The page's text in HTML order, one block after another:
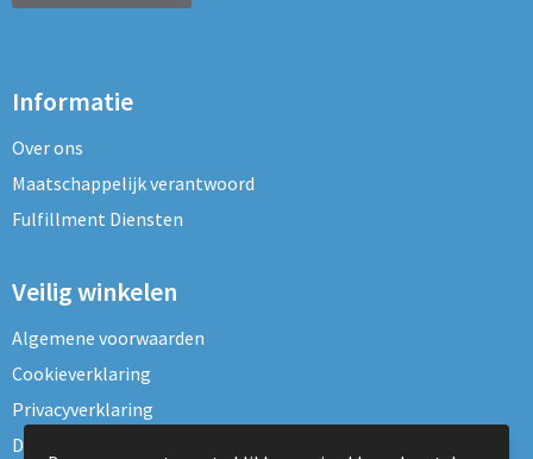
Informatie
Over ons
Maatschappelijk verantwoord
Fulfillment Diensten
Veilig winkelen
Algemene voorwaarden
Cookieverklaring
Privacyverklaring
Disclaimer